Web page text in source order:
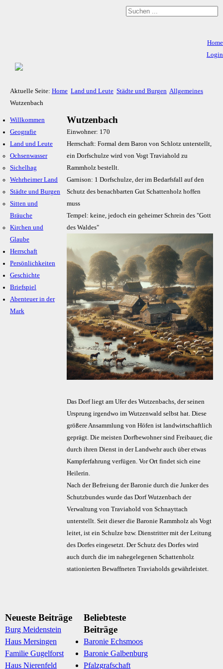
Home
Login
Aktuelle Seite: Home Land und Leute Städte und Burgen Allgemeines
Wutzenbach
Willkommen
Geografie
Land und Leute
Ochsenwasser
Sichelhag
Wehrheimer Land
Städte und Burgen
Sitten und
Bräuche
Kirchen und
Glaube
Herrschaft
Persönlichkeiten
Geschichte
Briefspiel
Abenteuer in der
Mark
Wutzenbach
Einwohner: 170
Herrschaft: Formal dem Baron von Schlotz unterstellt,
ein Dorfschulze wird von Vogt Traviahold zu
Rammholz bestellt.
Garnison: 1 Dorfschulze, der im Bedarfsfall auf den
Schutz des benachbarten Gut Schattenholz hoffen
muss
Tempel: keine, jedoch ein geheimer Schrein des "Gott
des Waldes"
Das Dorf liegt am Ufer des Wutzenbachs, der seinen
Ursprung irgendwo im Wutzenwald selbst hat. Diese
größere Ansammlung von Höfen ist landwirtschaftlich
geprägt. Die meisten Dorfbewohner sind Freibauer, die
durch ihren Dienst in der Landwehr auch über etwas
Kampferfahrung verfügen. Vor Ort findet sich eine
Heilerin.
Nach der Befreiung der Baronie durch die Junker des
Schutzbundes wurde das Dorf Wutzenbach der
Verwaltung von Traviahold von Schnayttach
unterstellt. Seit dieser die Baronie Rammholz als Vogt
leitet, ist ein Schulze bzw. Dienstritter mit der Leitung
des Dorfes eingesetzt. Der Schutz des Dorfes wird
auch durch die im nahegelegenen Schattenholz
stationierten Bewaffneten Traviaholds gewährleistet.
Neueste Beiträge
Burg Meidenstein
Haus Mersingen
Familie Gugelforst
Haus Nierenfeld
Beliebteste
Beiträge
Baronie Echsmoos
Baronie Galbenburg
Pfalzgrafschaft